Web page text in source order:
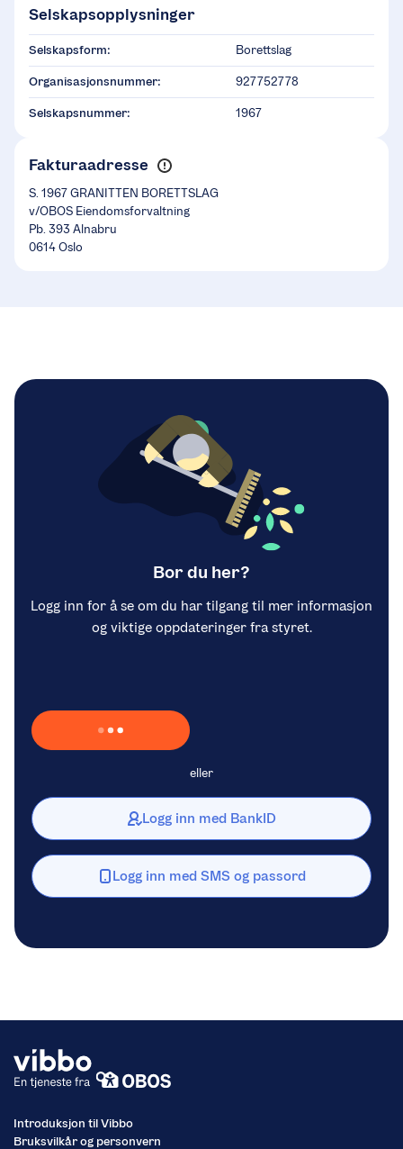
Selskapsopplysninger
Selskapsform: Borettslag
Organisasjonsnummer: 927752778
Selskapsnummer: 1967
Fakturaadresse
S. 1967 GRANITTEN BORETTSLAG
v/OBOS Eiendomsforvaltning
Pb. 393 Alnabru
0614 Oslo
Bor du her?
Logg inn for å se om du har tilgang til mer informasjon
og viktige oppdateringer fra styret.
Laster inn Vipps …
eller
Logg inn med BankID
Logg inn med SMS og passord
Introduksjon til Vibbo
Bruksvilkår og personvern